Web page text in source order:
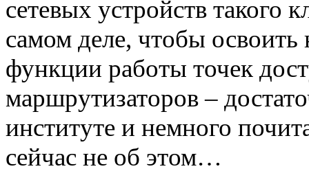
сетевых устройств такого
самом деле, чтобы
функции работы точек
маршрутизаторов –
институте и немного
сейчас не об этом…